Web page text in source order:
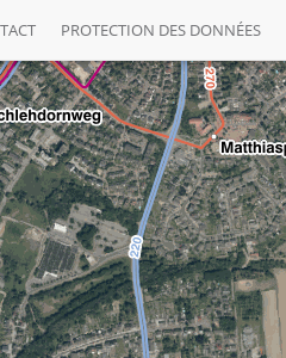
PROTECTION DES DONNÉES